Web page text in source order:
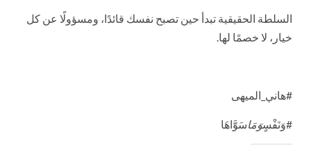
السلطة الحقيقية تبدأ حين تصبح نفسك قائدًا، ومسؤولًا عن كل
خيار، لا خصمًا لها.
#هاني_الميهى
#وَنَفْسٍوَمَاسَوَّاهَا